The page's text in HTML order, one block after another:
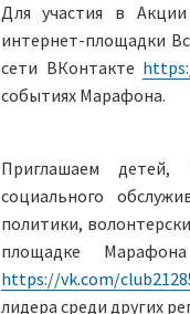
Для участия в Акции
интернет-площадки
сети ВКонтакте
событиях Марафона.
Приглашаем детей,
социального
политики,
площадке
https://vk.com/
лидера среди других